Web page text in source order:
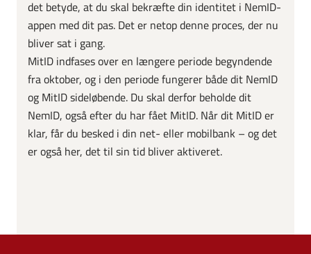
det betyde, at du skal bekræfte din identitet i NemID-
appen med dit pas. Det er netop denne proces, der nu
bliver sat i gang.
MitID indfases over en længere periode begyndende
fra oktober, og i den periode fungerer både dit NemID
og MitID sideløbende. Du skal derfor beholde dit
NemID, også efter du har fået MitID. Når dit MitID er
klar, får du besked i din net- eller mobilbank – og det
er også her, det til sin tid bliver aktiveret.